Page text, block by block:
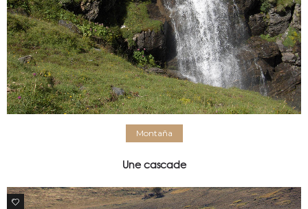
Montaña
Une cascade
0